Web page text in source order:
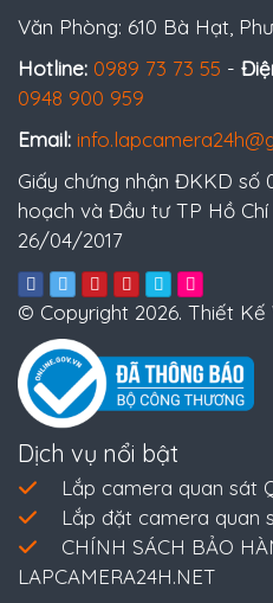
Văn Phòng: 610 Bà Hạt,
Hotline: 0989 73 73 55 -
0948 900 959
Email:
Giấy chứng nhận ĐKKD số
hoạch và Đầu tư TP Hồ
26/04/2017
© Copyright 2026. Thiết Kế
Dịch vụ nổi bật
Lắp camera quan sát
Lắp đặt camera quan
CHÍNH SÁCH BẢO
LAPCAMERA24H.NET